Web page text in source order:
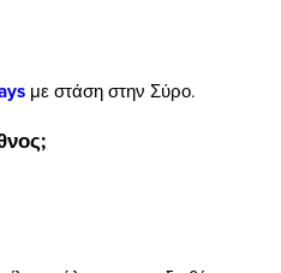
με στάση στην Σύρο.